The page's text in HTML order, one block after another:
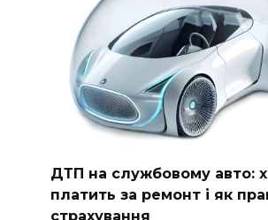
ДТП на службовому авто:
платить за ремонт і як
страхування